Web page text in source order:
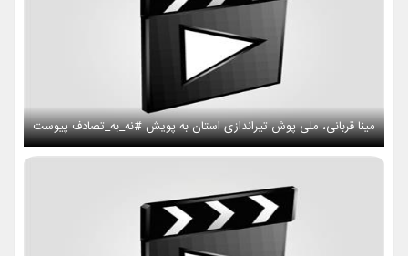
مینا قربانی، ملی پوش تیراندازی استان به پویش #نه_به_تصادف پیوست